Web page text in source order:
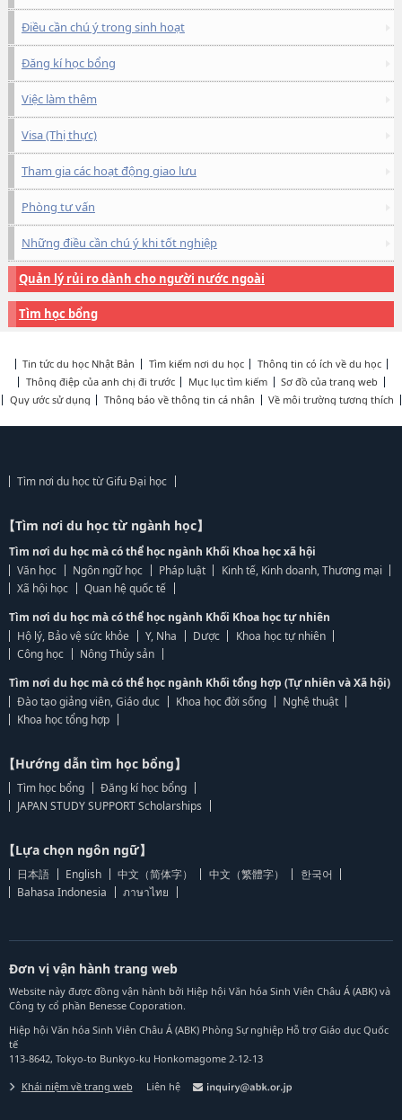
Điều cần chú ý trong sinh hoạt
Đăng kí học bổng
Việc làm thêm
Visa (Thị thực)
Tham gia các hoạt động giao lưu
Phòng tư vấn
Những điều cần chú ý khi tốt nghiệp
Quản lý rủi ro dành cho người nước ngoài
Tìm học bổng
Tin tức du học Nhật Bản Tìm kiếm nơi du học
Thông tin có ích về du học
Thông điệp của anh chị đi trước
Mục lục tìm kiếm
Sơ đồ của trang web
Quy ước sử dụng
Thông báo về thông tin cá nhân Về môi trường tương thích
Tìm nơi du học từ Gifu Đại học
【Tìm nơi du học từ ngành học】
Tìm nơi du học mà có thể học ngành Khối Khoa học xã hội
Văn học
Ngôn ngữ học Pháp luật
Kinh tế, Kinh doanh, Thương mại
Xã hội học
Quan hệ quốc tế
Tìm nơi du học mà có thể học ngành Khối Khoa học tự nhiên
Hộ lý, Bảo vệ sức khỏe
Y, Nha Dược
Khoa học tự nhiên
Công học
Nông Thủy sản
Tìm nơi du học mà có thể học ngành Khối tổng hợp (Tự nhiên và Xã hội)
Đào tạo giảng viên, Giáo dục
Khoa học đời sống
Nghệ thuật
Khoa học tổng hợp
【Hướng dẫn tìm học bổng】
Tìm học bổng
Đăng kí học bổng
JAPAN STUDY SUPPORT Scholarships
【Lựa chọn ngôn ngữ】
日本語 English 中文（简体字） 中文（繁體字）
한국어
Bahasa Indonesia
ภาษาไทย
Đơn vị vận hành trang web
Website này được đồng vận hành bởi Hiệp hội Văn hóa Sinh Viên Châu Á (ABK) và
Công ty cổ phần Benesse Coporation.
Hiệp hội Văn hóa Sinh Viên Châu Á (ABK) Phòng Sự nghiệp Hỗ trợ Giáo dục Quốc
tế
113-8642, Tokyo-to Bunkyo-ku Honkomagome 2-12-13
Khái niệm về trang web Liên hệ